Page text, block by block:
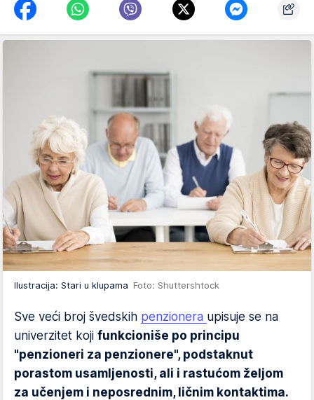
Ilustracija: Stari u klupama Foto: Shuttershtock
Sve veći broj švedskih penzionera upisuje se na
univerzitet koji funkcioniše po principu
"penzioneri za penzionere", podstaknut
porastom usamljenosti, ali i rastućom željom
za učenjem i neposrednim, ličnim kontaktima.